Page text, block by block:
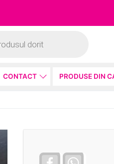
CONTACT PRODUSE DIN
Facebook